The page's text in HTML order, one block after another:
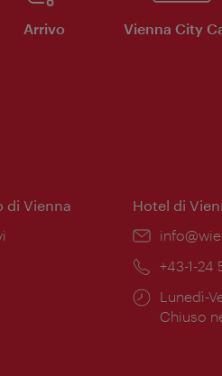
Arrivo Vienna City
di Vienna
Hotel di
Email:
Telefono:
+43-1-24
Orari
di
Lunedì-
Chiuso